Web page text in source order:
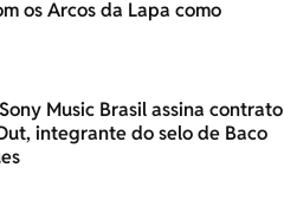
os Arcos da Lapa como
Music Brasil assina contrato
integrante do selo de Baco